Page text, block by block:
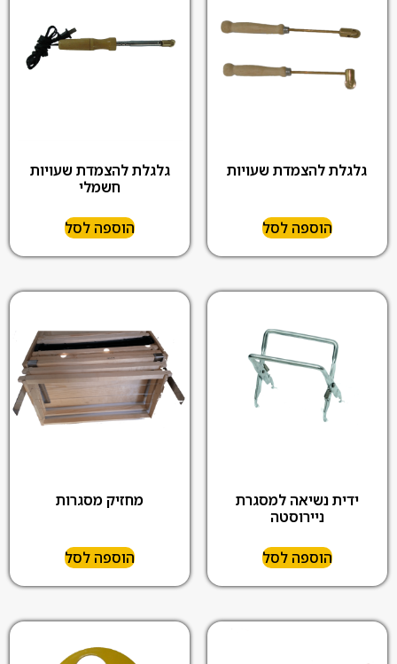
גלגלת להצמדת שעויות
הוספה לסל
גלגלת להצמדת שעויות
חשמלי
הוספה לסל
ידית נשיאה למסגרת
ניירוסטה
הוספה לסל
מחזיק מסגרות
הוספה לסל